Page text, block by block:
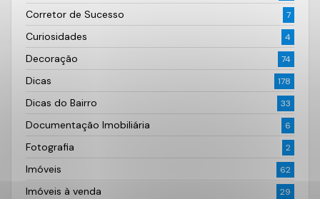
Corretor de Sucesso 7
Curiosidades 4
Decoração 74
Dicas 178
Dicas do Bairro 33
Documentação Imobiliária 6
Fotografia 2
Imóveis 62
Imóveis à venda 29